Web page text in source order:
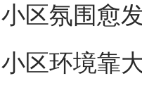
区氛围愈
区环境靠